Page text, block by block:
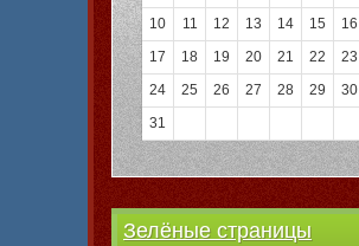
10
11 12 13 14 15
16
17
18 19 20 21 22
23
24
25 26 27 28 29
30
31
Зелёные страницы